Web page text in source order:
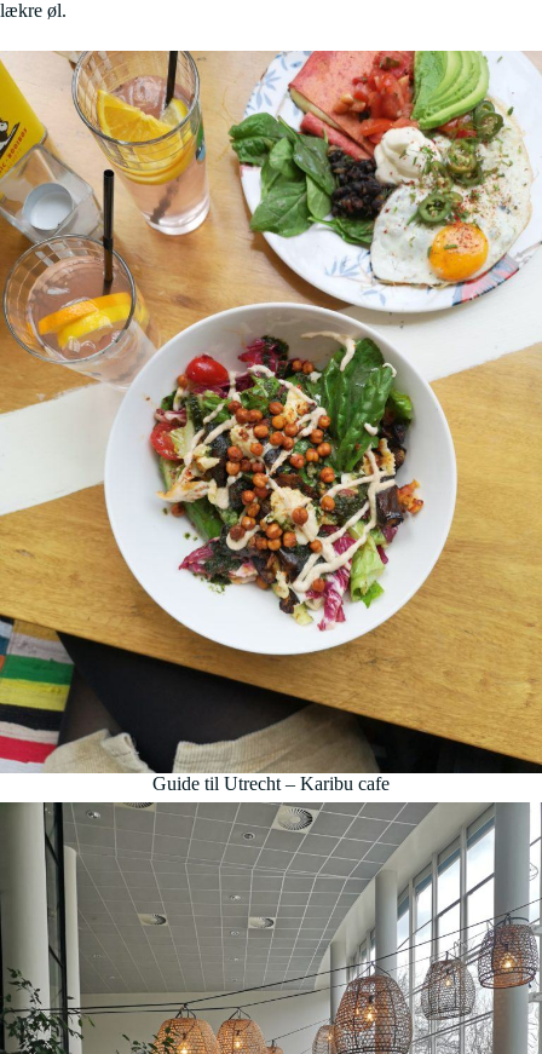
lækre øl.
Guide til Utrecht – Karibu cafe